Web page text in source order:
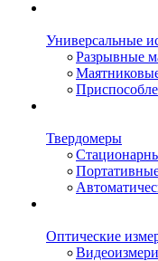
Универсальные
Разрывные
Твердомеры
Оптические